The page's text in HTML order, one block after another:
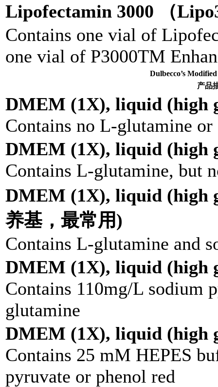
Lipofectamin 3000 （
Contains one vial of
one vial of P3000TM
Dulbecco’s
产品
DMEM (1X), liquid (high
Contains no L-glutamine
DMEM (1X), liquid (high
Contains L-glutamine, but
DMEM (1X), liquid (high
养基，最常用)
Contains L-glutamine and
DMEM (1X), liquid (high
Contains 110mg/L sodium
glutamine
DMEM (1X), liquid (high
Contains 25 mM HEPES
pyruvate or phenol red